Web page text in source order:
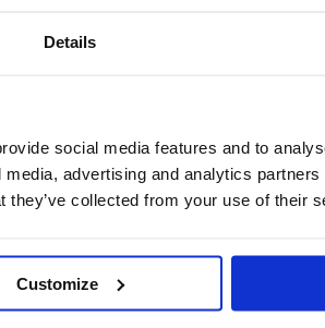
Details
social media features and to
advertising and analytics
they’ve collected from your use of their
Customize
privátní program na míru
V rámci naší unikátní
objednat některý z
v historických
rozsahu.
poskytneme bližší informace na